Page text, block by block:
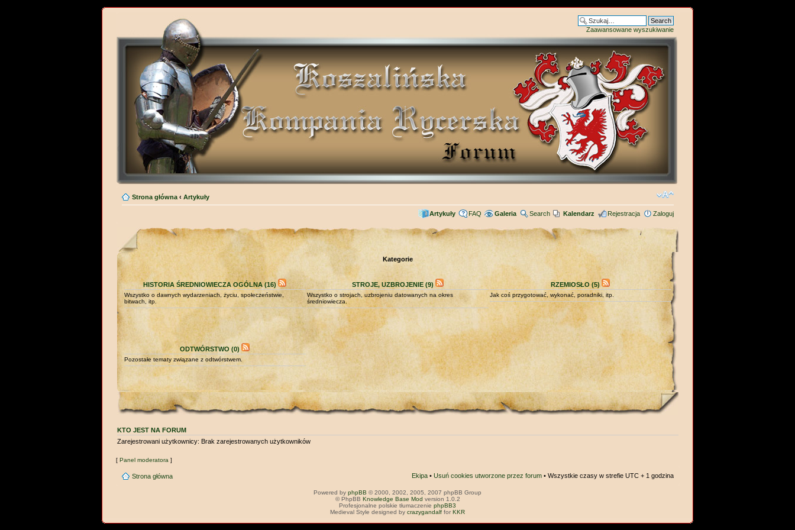
Zaawansowane wyszukiwanie
Strona główna ‹ Artykuły
Artykuły FAQ Galeria Search Kalendarz Rejestracja Zaloguj
Kategorie
HISTORIA ŚREDNIOWIECZA OGÓLNA (16)
Wszystko o dawnych wydarzeniach, życiu, społeczeństwie,
bitwach, itp.
STROJE, UZBROJENIE (9)
Wszystko o strojach, uzbrojeniu datowanych na okres
średniowiecza.
RZEMIOSŁO (5)
Jak coś przygotować, wykonać, poradniki, itp.
ODTWÓRSTWO (0)
Pozostałe tematy związane z odtwórstwem.
KTO JEST NA FORUM
Zarejestrowani użytkownicy: Brak zarejestrowanych użytkowników
[ Panel moderatora ]
Strona główna Ekipa• Usuń cookies utworzone przez forum• Wszystkie czasy w strefie UTC + 1 godzina
Powered by phpBB © 2000, 2002, 2005, 2007 phpBB Group
© PhpBB Knowledge Base Mod version 1.0.2
Profesjonalne polskie tłumaczenie phpBB3
Medieval Style designed by crazygandalf for KKR